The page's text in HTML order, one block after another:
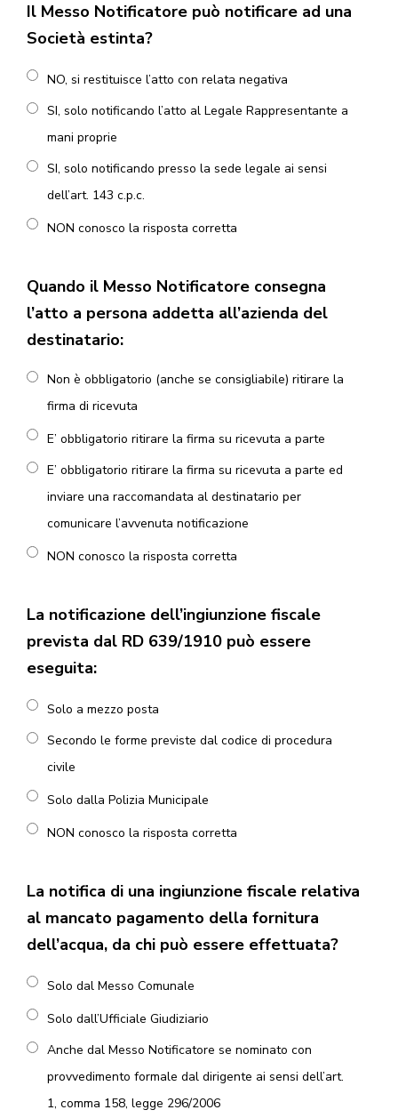
Il Messo Notificatore può notificare ad una
Società estinta?
NO, si restituisce l’atto con relata negativa
SI, solo notificando l’atto al Legale Rappresentante a
mani proprie
SI, solo notificando presso la sede legale ai sensi
dell’art. 143 c.p.c.
NON conosco la risposta corretta
Quando il Messo Notificatore consegna
l’atto a persona addetta all’azienda del
destinatario:
Non è obbligatorio (anche se consigliabile) ritirare la
firma di ricevuta
E’ obbligatorio ritirare la firma su ricevuta a parte
E’ obbligatorio ritirare la firma su ricevuta a parte ed
inviare una raccomandata al destinatario per
comunicare l’avvenuta notificazione
NON conosco la risposta corretta
La notificazione dell’ingiunzione fiscale
prevista dal RD 639/1910 può essere
eseguita:
Solo a mezzo posta
Secondo le forme previste dal codice di procedura
civile
Solo dalla Polizia Municipale
NON conosco la risposta corretta
La notifica di una ingiunzione fiscale relativa
al mancato pagamento della fornitura
dell’acqua, da chi può essere effettuata?
Solo dal Messo Comunale
Solo dall’Ufficiale Giudiziario
Anche dal Messo Notificatore se nominato con
provvedimento formale dal dirigente ai sensi dell’art.
1, comma 158, legge 296/2006